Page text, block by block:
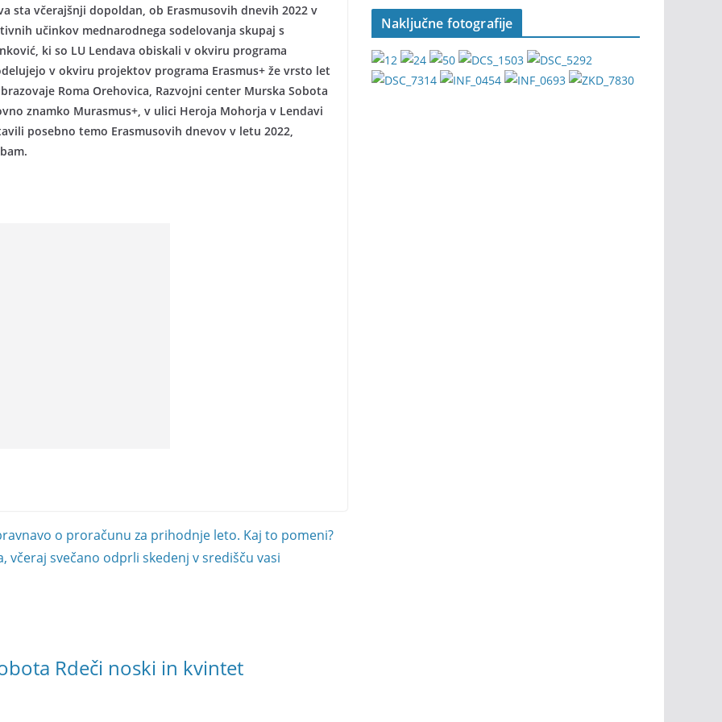
sta včerajšnji dopoldan, ob Erasmusovih dnevih 2022 v
učinkov mednarodnega sodelovanja skupaj s
ki so LU Lendava obiskali v okviru programa
v okviru projektov programa Erasmus+ že vrsto let
Roma Orehovica, Razvojni center Murska Sobota
znamko Murasmus+, v ulici Heroja Mohorja v Lendavi
posebno temo Erasmusovih dnevov v letu 2022,
o proračunu za prihodnje leto. Kaj to pomeni?
včeraj svečano odprli skedenj v središču vasi
Rdeči noski in kvintet
Naključne fotografije